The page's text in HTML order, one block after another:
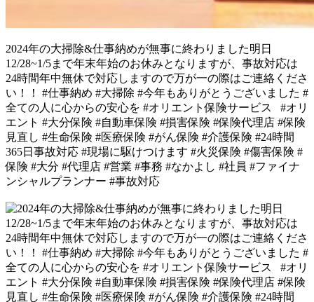
2024年の大掃除&仕事納めが無事に終わりました️明日
12/28~1/5まで年末年始のお休みとなりますが、事故対応は
24時間年中無休で対応しますので万が一の際はご連絡くださ
い！！ #仕事納め #大掃除 #今年もありがとうございました #
全ての人に心からの安心を #オリエント保険サービス⠀#オリ
エント #大分保険 #自動車保険 #損害保険 #保険代理店 #保険
見直し #生命保険 #医療保険 #がん保険 #介護保険 #24時間
365日事故対応 #現場に駆けつけます #火災保険 #傷害保険 #
保険 #大分 #代理店 #営業 #事務 #なかよし #社員 #ファイナ
ンシャルプランナー #事故対応